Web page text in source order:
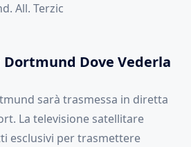
All. Terzic
Dortmund Dove Vederla
sarà trasmessa in diretta
La televisione satellitare
esclusivi per trasmettere